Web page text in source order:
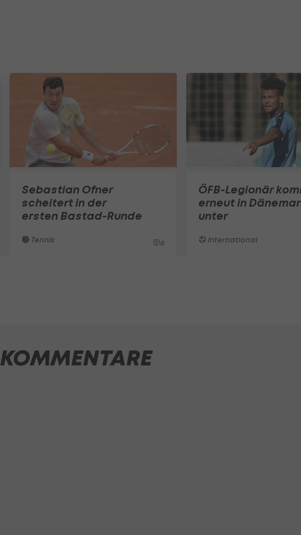
Sebastian Ofner
scheitert in der
ersten Bastad-Runde
Tennis 6
ÖFB-Legionär
erneut in
unter
International
KOMMENTARE